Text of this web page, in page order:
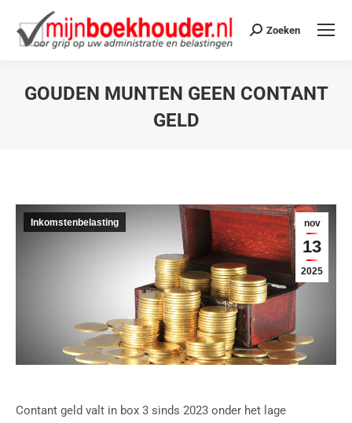
Zoeken
GOUDEN MUNTEN GEEN CONTANT
GELD
nov
13
2025
Inkomstenbelasting
Contant geld valt in box 3 sinds 2023 onder het lage